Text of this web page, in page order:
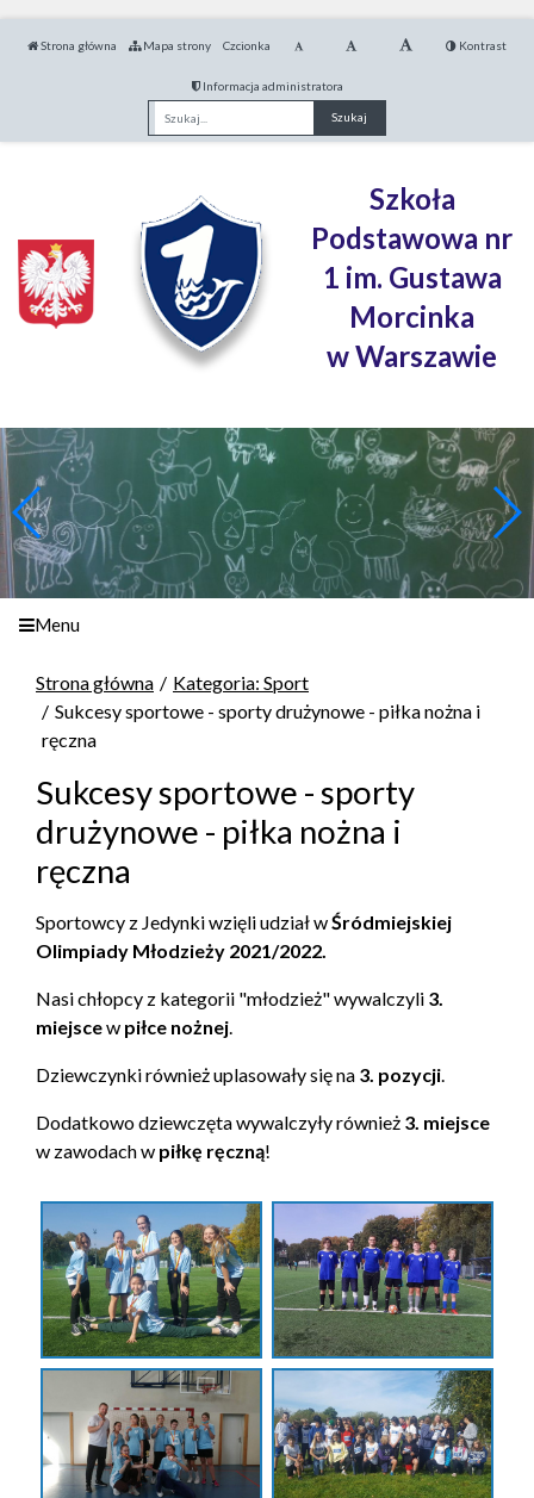
Strona główna Mapa strony Czcionka Kontrast
Informacja administratora
Fraza
Szkoła
Podstawowa nr
1 im. Gustawa
Morcinka
w Warszawie
Menu
Strona główna
Kategoria: Sport
Sukcesy sportowe - sporty drużynowe - piłka nożna i
ręczna
Sukcesy sportowe - sporty
drużynowe - piłka nożna i
ręczna
Sportowcy z Jedynki wzięli udział wŚródmiejskiej
Olimpiady Młodzieży 2021/2022.
Nasi chłopcy z kategorii "młodzież" wywalczyli 3.
miejscew piłce nożnej.
Dziewczynki również uplasowały się na 3. pozycji.
Dodatkowo dziewczęta wywalczyły również 3. miejsce
w zawodach w piłkę ręczną!